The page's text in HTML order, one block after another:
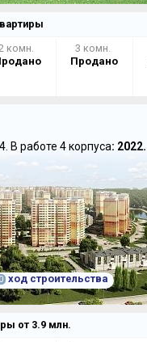
комн.
3 комн.
Продано
В работе 4 корпуса: 2022.
ход строительства
от 3.9 млн.